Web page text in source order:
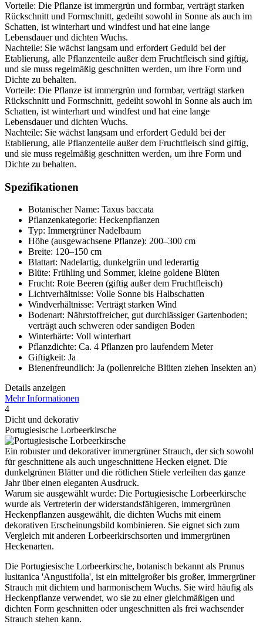
Vorteile: Die Pflanze ist immergrün und formbar, verträgt starken
Rückschnitt und Formschnitt, gedeiht sowohl in Sonne als auch im
Schatten, ist winterhart und windfest und hat eine lange
Lebensdauer und dichten Wuchs.
Nachteile: Sie wächst langsam und erfordert Geduld bei der
Etablierung, alle Pflanzenteile außer dem Fruchtfleisch sind giftig,
und sie muss regelmäßig geschnitten werden, um ihre Form und
Dichte zu behalten.
Vorteile: Die Pflanze ist immergrün und formbar, verträgt starken
Rückschnitt und Formschnitt, gedeiht sowohl in Sonne als auch im
Schatten, ist winterhart und windfest und hat eine lange
Lebensdauer und dichten Wuchs.
Nachteile: Sie wächst langsam und erfordert Geduld bei der
Etablierung, alle Pflanzenteile außer dem Fruchtfleisch sind giftig,
und sie muss regelmäßig geschnitten werden, um ihre Form und
Dichte zu behalten.
Spezifikationen
Botanischer Name: Taxus baccata
Pflanzenkategorie: Heckenpflanzen
Typ: Immergrüner Nadelbaum
Höhe (ausgewachsene Pflanze): 200–300 cm
Breite: 120–150 cm
Blattart: Nadelartig, dunkelgrün und lederartig
Blüte: Frühling und Sommer, kleine goldene Blüten
Frucht: Rote Beeren (giftig außer dem Fruchtfleisch)
Lichtverhältnisse: Volle Sonne bis Halbschatten
Windverhältnisse: Verträgt starken Wind
Bodenart: Nährstoffreicher, gut durchlässiger Gartenboden;
verträgt auch schweren oder sandigen Boden
Winterhärte: Voll winterhart
Pflanzdichte: Ca. 4 Pflanzen pro laufendem Meter
Giftigkeit: Ja
Bienenfreundlich: Ja (pollenreiche Blüten ziehen Insekten an)
Details anzeigen
Mehr Informationen
4
Dicht und dekorativ
Portugiesische Lorbeerkirsche
Ein robuster und dekorativer immergrüner Strauch, der sich sowohl
für geschnittene als auch ungeschnittene Hecken eignet. Die
dunkelgrünen Blätter und die rötlichen Stiele verleihen das ganze
Jahr über einen eleganten Ausdruck.
Warum sie ausgewählt wurde: Die Portugiesische Lorbeerkirsche
wurde als Vertreterin der widerstandsfähigeren, immergrünen
Heckenpflanzen ausgewählt, die dichten Wuchs mit einem
dekorativen Erscheinungsbild kombinieren. Sie eignet sich zum
Vergleich mit anderen Lorbeerkirschsorten und immergrünen
Heckenarten.
Die Portugiesische Lorbeerkirsche, botanisch bekannt als Prunus
lusitanica 'Angustifolia', ist ein mittelgroßer bis großer, immergrüner
Strauch mit dichtem und harmonischem Wuchs. Sie wird häufig als
Heckenpflanze verwendet, wo sie zu einer gleichmäßigen und
dichten Form geschnitten oder ungeschnitten als frei wachsender
Strauch stehen kann.